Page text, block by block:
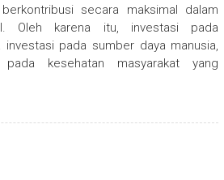
secara maksimal dalam
Oleh karena itu, investasi pada
investasi pada sumber daya manusia,
kesehatan masyarakat yang